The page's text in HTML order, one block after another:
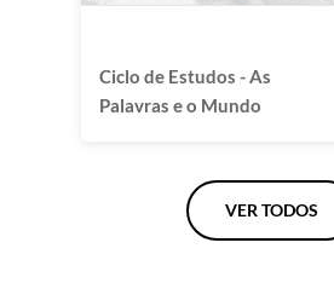
Ciclo de Estudos - As
Palavras e o Mundo
VER TODOS